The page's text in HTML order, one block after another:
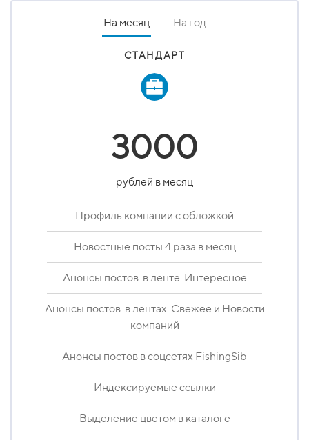
На месяц На год
СТАНДАРТ
3000
рублей в месяц
Профиль компании с обложкой
Новостные посты 4 раза в месяц
Анонсы постов в ленте Интересное
Анонсы постов в лентах Свежее и Новости
компаний
Анонсы постов в соцсетях FishingSib
Индексируемые ссылки
Выделение цветом в каталоге
СТАНДАРТ НА ГОД
2700
рублей в месяц
Профиль компании с обложкой
Новостные посты 4 раза в месяц
Анонсы постов в ленте Интересное
Анонсы постов в лентах Свежее и Новости
компаний
Анонсы постов в соцсетях FishingSib
Индексируемые ссылки
Выделение цветом в каталоге